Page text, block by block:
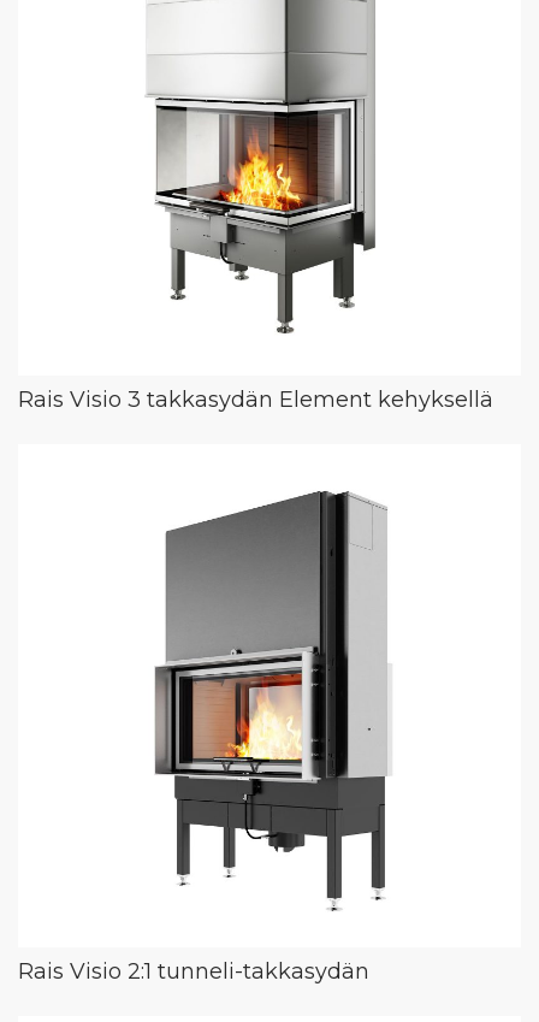
Rais Visio 3 takkasydän Element kehyksellä
Rais Visio 2:1 tunneli-takkasydän